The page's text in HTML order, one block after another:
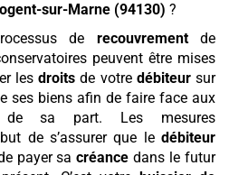
sur-Marne (94130) ?
de recouvrementde
peuvent être mises
lesdroits de votre débiteursur
ses biens afin de faire face aux
de sa part. Les mesures
de s’assurer que le débiteur
payer sacréance dans le futur